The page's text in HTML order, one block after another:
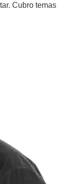
Cubro temas